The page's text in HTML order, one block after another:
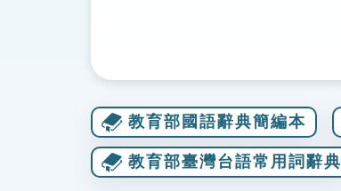
教育部國語辭典簡編本
教育部臺灣台語常用詞辭典